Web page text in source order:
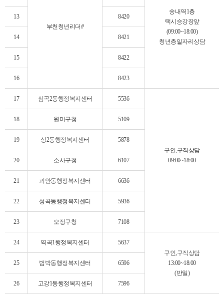
부천청년리더#
송내역1층
택시승강장앞
(09:00~18:00)
청년층일자리상담
13 8420
14 8421
15 8422
16 8423
17 심곡2동행정복지센터 5536
구인,구직상담
09:00~18:00
18 원미구청 5109
19 상2동행정복지센터 5878
20 소사구청 6107
21 괴안동행정복지센터 6636
22 성곡동행정복지센터 5936
23 오정구청 7108
24 역곡1행정복지센터
5637
구인,구직상담
13:00~18:00
(반일)
25 범박동행정복지센터 6596
26 고강1동행정복지센터 7596